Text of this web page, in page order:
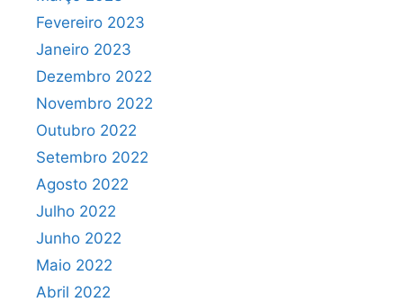
Fevereiro 2023
Janeiro 2023
Dezembro 2022
Novembro 2022
Outubro 2022
Setembro 2022
Agosto 2022
Julho 2022
Junho 2022
Maio 2022
Abril 2022